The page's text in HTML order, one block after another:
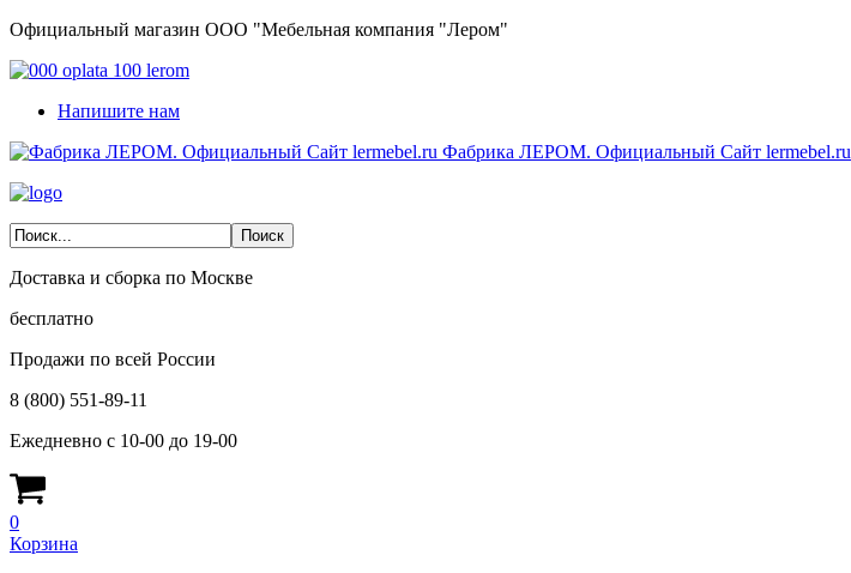
Официальный магазин ООО "Мебельная компания "Лером"
Напишите нам
Фабрика ЛЕРОМ. Официальный Сайт lermebel.ru
Доставка и сборка по Москве
бесплатно
Продажи по всей России
8 (800) 551-89-11
Ежедневно с 10-00 до 19-00
0
Корзина